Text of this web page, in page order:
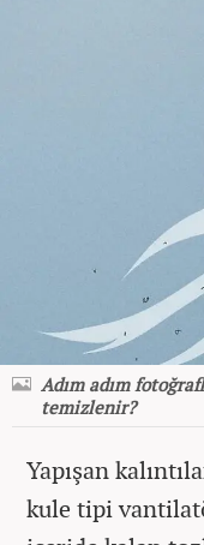
Adım adım
temizlenir?
Yapışan
kule tipi